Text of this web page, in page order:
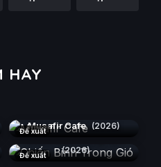
HAY
Đề xuất
Musafir Cafe (2026)
Đề xuất (2026)